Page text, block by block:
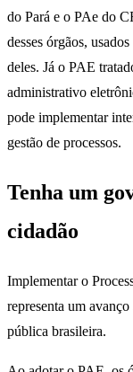
do Pará e o PAe do
desses órgãos,
deles. Já o PAE
administrativo
pode implementar
gestão de processos.
Tenha um
cidadão
Implementar o
representa um
pública brasileira.